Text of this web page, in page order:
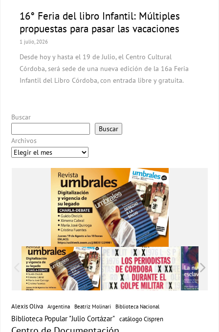
16° Feria del libro Infantil: Múltiples
propuestas para pasar las vacaciones
1 julio, 2026
Desde hoy y hasta el 19 de Julio, el Centro Cultural
Córdoba, será sede de una nueva edición de la 16a Feria
Infantil del Libro Córdoba, con entrada libre y gratuita.
Buscar
Buscar
Archivos
Alexis Oliva Argentina Beatriz Molinari Biblioteca Nacional
Biblioteca Popular "Julio Cortázar" catálogo Cispren